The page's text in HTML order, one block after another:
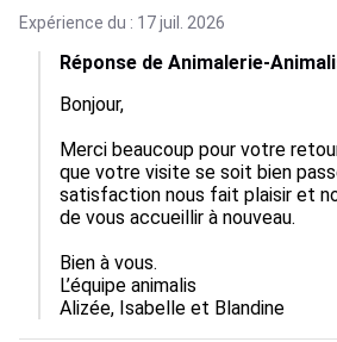
Expérience du : 17 juil. 2026
Réponse de Animalerie-
Bonjour,
Merci beaucoup pour votre
que votre visite se soit bien
satisfaction nous fait plaisir et
de vous accueillir à nouveau.
Bien à vous.
L’équipe animalis
Alizée, Isabelle et Blandine